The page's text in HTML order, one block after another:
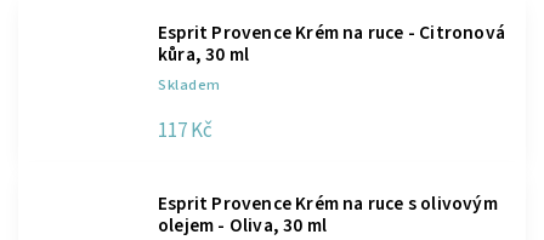
Esprit Provence Krém na ruce - Citronová
kůra, 30 ml
Skladem
117 Kč
Esprit Provence Krém na ruce s olivovým
olejem - Oliva, 30 ml